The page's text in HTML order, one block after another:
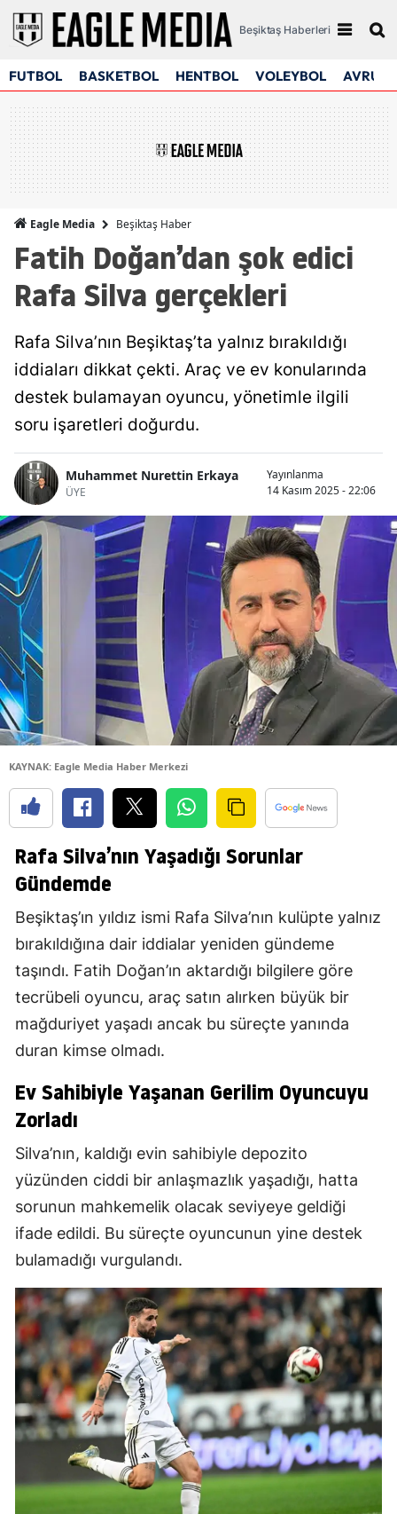
Beşiktaş Haberleri
FUTBOL BASKETBOL HENTBOL VOLEYBOL
Eagle Media Beşiktaş Haber
Fatih Doğan’dan şok edici
Rafa Silva gerçekleri
Rafa Silva’nın Beşiktaş’ta yalnız bırakıldığı
iddiaları dikkat çekti. Araç ve ev konularında
destek bulamayan oyuncu, yönetimle ilgili
soru işaretleri doğurdu.
Muhammet Nurettin Erkaya
ÜYE
Yayınlanma
14 Kasım 2025 - 22:06
KAYNAK: Eagle Media Haber Merkezi
Rafa Silva’nın Yaşadığı Sorunlar
Gündemde
Beşiktaş’ın yıldız ismi Rafa Silva’nın kulüpte yalnız
bırakıldığına dair iddialar yeniden gündeme
taşındı. Fatih Doğan’ın aktardığı bilgilere göre
tecrübeli oyuncu, araç satın alırken büyük bir
mağduriyet yaşadı ancak bu süreçte yanında
duran kimse olmadı.
Ev Sahibiyle Yaşanan Gerilim Oyuncuyu
Zorladı
Silva’nın, kaldığı evin sahibiyle depozito
yüzünden ciddi bir anlaşmazlık yaşadığı, hatta
sorunun mahkemelik olacak seviyeye geldiği
ifade edildi. Bu süreçte oyuncunun yine destek
bulamadığı vurgulandı.